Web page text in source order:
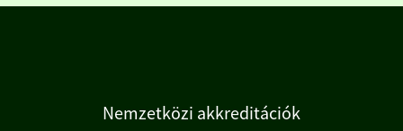
Nemzetközi akkreditációk